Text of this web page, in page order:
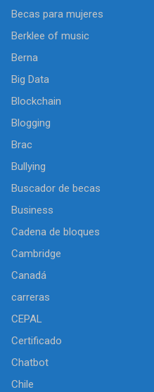
Becas para mujeres
Berklee of music
Berna
Big Data
Blockchain
Blogging
Brac
Bullying
Buscador de becas
Business
Cadena de bloques
Cambridge
Canadá
carreras
CEPAL
Certificado
Chatbot
Chile